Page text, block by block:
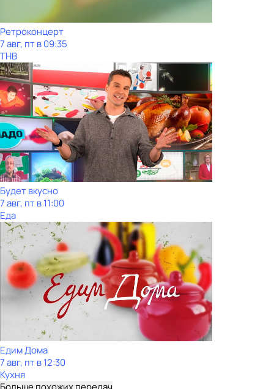
Ретроконцерт
7 авг, пт в 09:35
ТНВ
Будет вкусно
7 авг, пт в 11:00
Еда
Едим Дома
7 авг, пт в 12:30
Кухня